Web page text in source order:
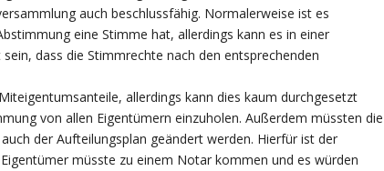
auch beschlussfähig. Normalerweise ist es
eine Stimme hat, allerdings kann es in einer
dass die Stimmrechte nach den entsprechenden
allerdings kann dies kaum durchgesetzt
von allen Eigentümern einzuholen. Außerdem müssten die
der Aufteilungsplan geändert werden. Hierfür ist der
müsste zu einem Notar kommen und es würden